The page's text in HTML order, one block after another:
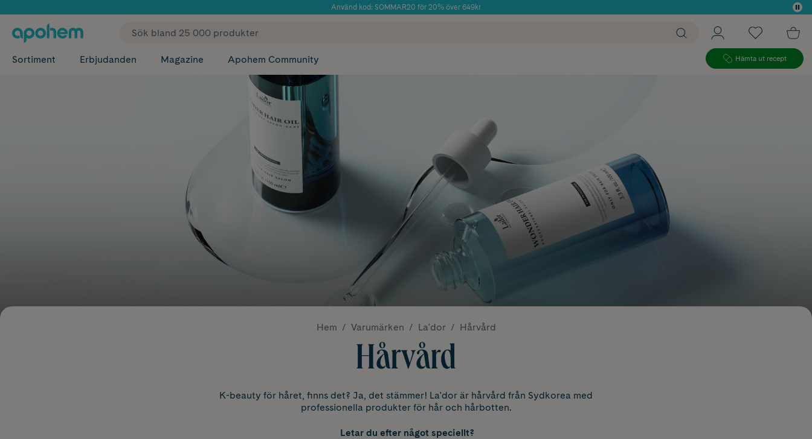
Använd kod: SOMMAR20 för 20% över 649kr
✓ Fri frakt
Sortiment Erbjudanden Magazine Apohem Community Hämta ut recept
Hem Varumärken La'dor Hårvård
Hårvård
K-beauty för håret, finns det? Ja, det stämmer! La'dor är hårvård från Sydkorea med
professionella produkter för hår och hårbotten.
Letar du efter något speciellt?